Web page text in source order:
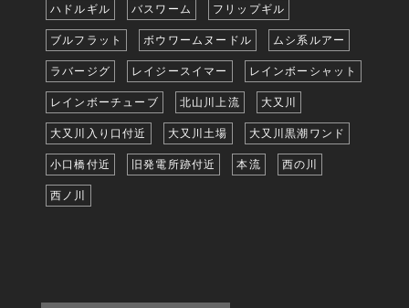
ハドルギル バスワーム フリップギル
ブルフラット ボウワームヌードル ムシ系ルアー
ラバージグ レイジースイマー レインボーシャット
レインボーチューブ 北山川上流 大又川
大又川入り口付近 大又川土場 大又川黒潮ワンド
小口橋付近 旧発電所跡付近 本流 西の川
西ノ川